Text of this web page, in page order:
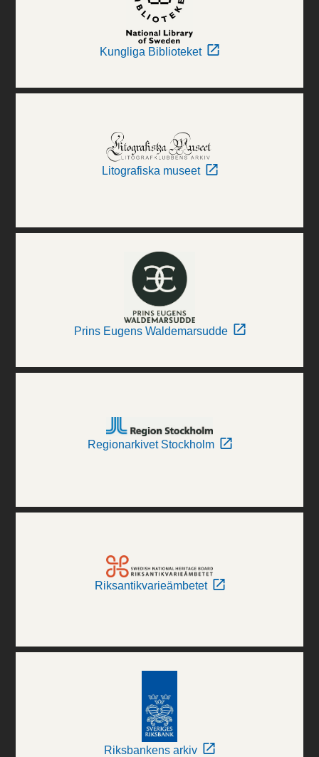
Kungliga Biblioteket
Litografiska museet
Prins Eugens Waldemarsudde
Regionarkivet Stockholm
Riksantikvarieämbetet
Riksbankens arkiv